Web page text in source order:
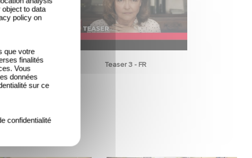
Teaser 3 - FR
to data
policy on
que votre
finalités
Vous
données
sur ce
confidentialité